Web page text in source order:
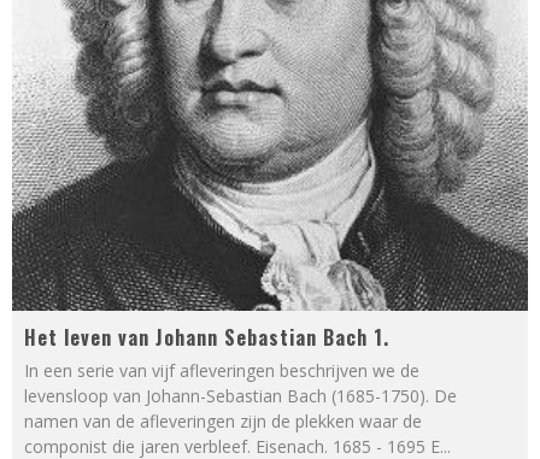
Het leven van Johann Sebastian Bach 1.
In een serie van vijf afleveringen beschrijven we de
levensloop van Johann-Sebastian Bach (1685-1750). De
namen van de afleveringen zijn de plekken waar de
componist die jaren verbleef. Eisenach. 1685 - 1695 E...